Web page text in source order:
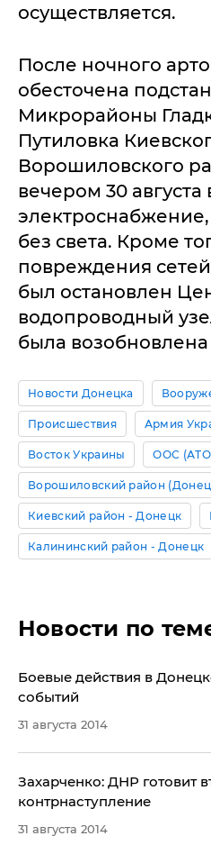
осуществляется.
После ночного
обесточена
Микрорайоны
Путиловка
Ворошиловского
вечером 30 августа
электроснабжение,
без света. Кроме
повреждения
был остановлен
водопроводный
была возобновлена
Новости Донецка
Происшествия Армия
Восток Украины ООС
Ворошиловский район
Киевский район - Донецк
Калининский район - Донецк
Новости по
Боевые действия в
событий
31 августа 2014
Захарченко: ДНР готовит
контрнаступление
31 августа 2014